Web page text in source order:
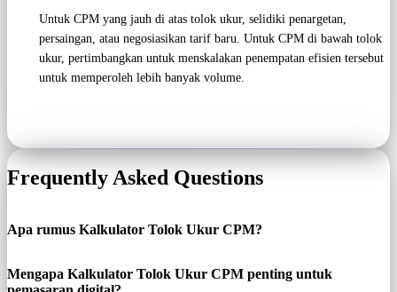
Untuk CPM yang jauh di atas tolok ukur, selidiki penargetan,
persaingan, atau negosiasikan tarif baru. Untuk CPM di bawah tolok
ukur, pertimbangkan untuk menskalakan penempatan efisien tersebut
untuk memperoleh lebih banyak volume.
Frequently Asked Questions
Apa rumus Kalkulator Tolok Ukur CPM?
Mengapa Kalkulator Tolok Ukur CPM penting untuk